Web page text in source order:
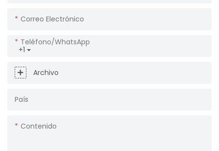
Correo Electrónico
+1
Teléfono/WhatsApp
Archivo
País
Contenido